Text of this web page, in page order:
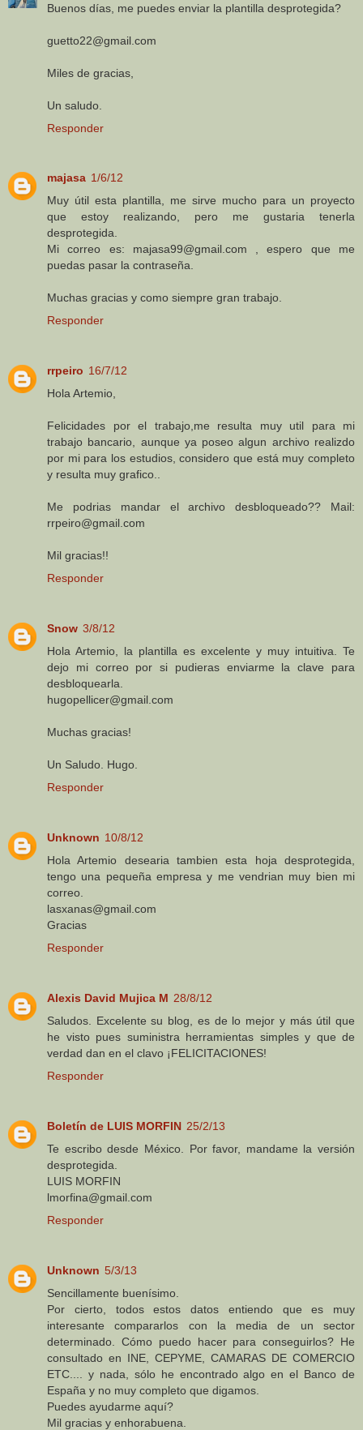
Buenos días, me puedes enviar la plantilla desprotegida?
guetto22@gmail.com
Miles de gracias,
Un saludo.
Responder
majasa 1/6/12
Muy útil esta plantilla, me sirve mucho para un proyecto
que estoy realizando, pero me gustaria tenerla
desprotegida.
Mi correo es: majasa99@gmail.com , espero que me
puedas pasar la contraseña.
Muchas gracias y como siempre gran trabajo.
Responder
rrpeiro 16/7/12
Hola Artemio,
Felicidades por el trabajo,me resulta muy util para mi
trabajo bancario, aunque ya poseo algun archivo realizdo
por mi para los estudios, considero que está muy completo
y resulta muy grafico..
Me podrias mandar el archivo desbloqueado?? Mail:
rrpeiro@gmail.com
Mil gracias!!
Responder
Snow 3/8/12
Hola Artemio, la plantilla es excelente y muy intuitiva. Te
dejo mi correo por si pudieras enviarme la clave para
desbloquearla.
hugopellicer@gmail.com
Muchas gracias!
Un Saludo. Hugo.
Responder
Unknown 10/8/12
Hola Artemio desearia tambien esta hoja desprotegida,
tengo una pequeña empresa y me vendrian muy bien mi
correo.
lasxanas@gmail.com
Gracias
Responder
Alexis David Mujica M 28/8/12
Saludos. Excelente su blog, es de lo mejor y más útil que
he visto pues suministra herramientas simples y que de
verdad dan en el clavo ¡FELICITACIONES!
Responder
Boletín de LUIS MORFIN 25/2/13
Te escribo desde México. Por favor, mandame la versión
desprotegida.
LUIS MORFIN
lmorfina@gmail.com
Responder
Unknown 5/3/13
Sencillamente buenísimo.
Por cierto, todos estos datos entiendo que es muy
interesante compararlos con la media de un sector
determinado. Cómo puedo hacer para conseguirlos? He
consultado en INE, CEPYME, CAMARAS DE COMERCIO
ETC.... y nada, sólo he encontrado algo en el Banco de
España y no muy completo que digamos.
Puedes ayudarme aquí?
Mil gracias y enhorabuena.